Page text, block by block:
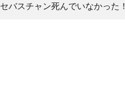
セバスチャン死んでいなかった！